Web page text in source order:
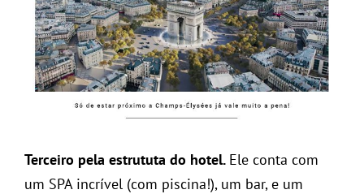
Terceiro pela estrututa do hotel. Ele conta com
um SPA incrível (com piscina!), um bar, e um